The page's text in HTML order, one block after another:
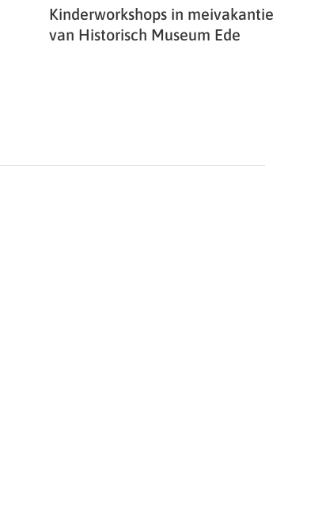
Kinderworkshops in meivakantie
van Historisch Museum Ede